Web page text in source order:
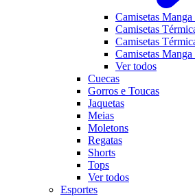
Camisetas Manga
Camisetas
Camisetas
Camisetas
Ver todos
Cuecas
Gorros e Toucas
Jaquetas
Meias
Moletons
Regatas
Shorts
Tops
Ver todos
Esportes